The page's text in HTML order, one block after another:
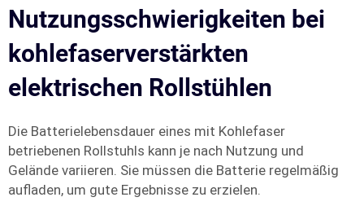
Nutzungsschwierigkeiten bei
kohlefaserverstärkten
elektrischen Rollstühlen
Die Batterielebensdauer eines mit Kohlefaser
betriebenen Rollstuhls kann je nach Nutzung und
Gelände variieren. Sie müssen die Batterie regelmäßig
aufladen, um gute Ergebnisse zu erzielen.